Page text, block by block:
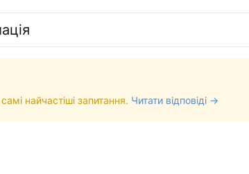
найчастіші запитання. Читати відповіді →